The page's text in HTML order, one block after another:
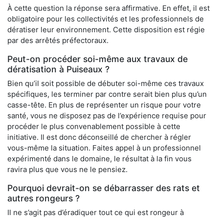
À cette question la réponse sera affirmative. En effet, il est
obligatoire pour les collectivités et les professionnels de
dératiser leur environnement. Cette disposition est régie
par des arrêtés préfectoraux.
Peut-on procéder soi-même aux travaux de
dératisation à Puiseaux ?
Bien qu’il soit possible de débuter soi-même ces travaux
spécifiques, les terminer par contre serait bien plus qu’un
casse-tête. En plus de représenter un risque pour votre
santé, vous ne disposez pas de l’expérience requise pour
procéder le plus convenablement possible à cette
initiative. Il est donc déconseillé de chercher à régler
vous-même la situation. Faites appel à un professionnel
expérimenté dans le domaine, le résultat à la fin vous
ravira plus que vous ne le pensiez.
Pourquoi devrait-on se débarrasser des rats et
autres rongeurs ?
Il ne s’agit pas d’éradiquer tout ce qui est rongeur à